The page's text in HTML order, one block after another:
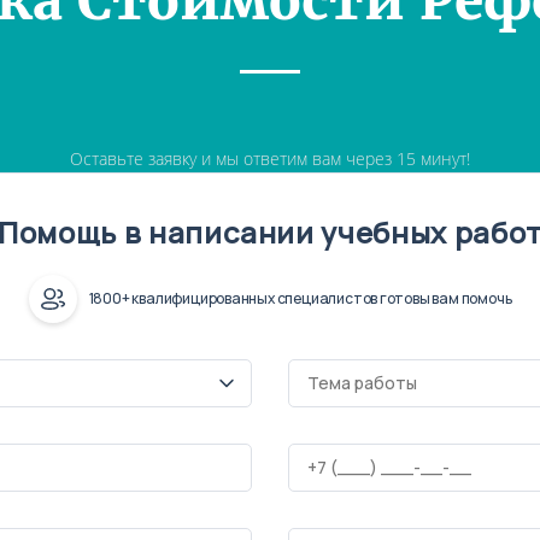
Оставьте заявку и мы ответим вам через 15 минут!
в написании учебных работ
1800+ квалифицированных специалистов готовы вам помочь